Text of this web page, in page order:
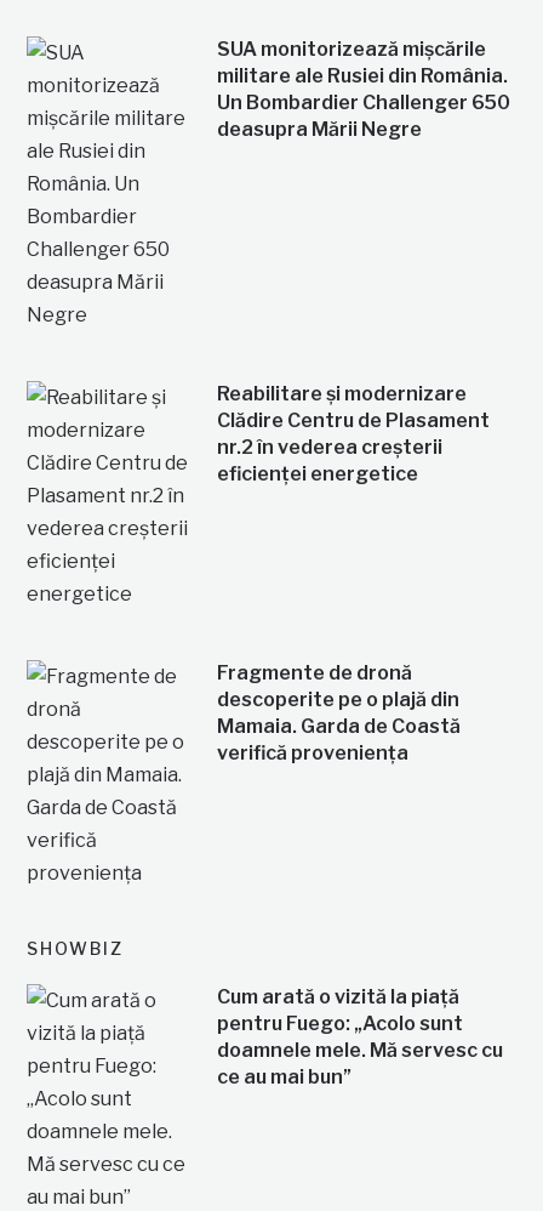
SUA monitorizează mișcările
militare ale Rusiei din România.
Un Bombardier Challenger 650
deasupra Mării Negre
Reabilitare și modernizare
Clădire Centru de Plasament
nr.2 în vederea creșterii
eficienței energetice
Fragmente de dronă
descoperite pe o plajă din
Mamaia. Garda de Coastă
verifică proveniența
SHOWBIZ
Cum arată o vizită la piață
pentru Fuego: „Acolo sunt
doamnele mele. Mă servesc cu
ce au mai bun”